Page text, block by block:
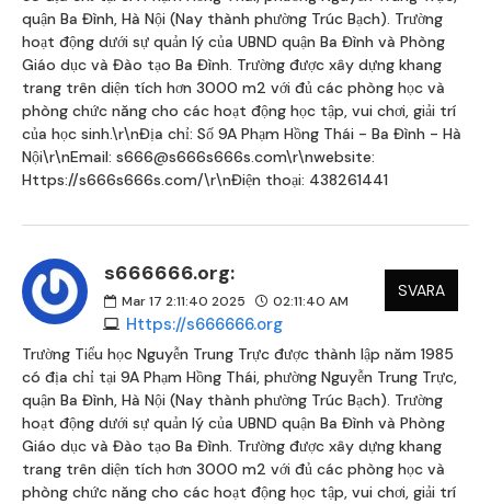
quận Ba Đình, Hà Nội (Nay thành phường Trúc Bạch). Trường
hoạt động dưới sự quản lý của UBND quận Ba Đình và Phòng
Giáo dục và Đào tạo Ba Đình. Trường được xây dựng khang
trang trên diện tích hơn 3000 m2 với đủ các phòng học và
phòng chức năng cho các hoạt động học tập, vui chơi, giải trí
của học sinh.\r\nĐịa chỉ: Số 9A Phạm Hồng Thái - Ba Đình - Hà
Nội\r\nEmail: s666@s666s666s.com\r\nwebsite:
Https://s666s666s.com/\r\nĐiện thoại: 438261441
s666666.org:
Mar 17 2:11:40 2025 02:11:40 AM
Https://s666666.org
SVARA
Trường Tiểu học Nguyễn Trung Trực được thành lập năm 1985
có địa chỉ tại 9A Phạm Hồng Thái, phường Nguyễn Trung Trực,
quận Ba Đình, Hà Nội (Nay thành phường Trúc Bạch). Trường
hoạt động dưới sự quản lý của UBND quận Ba Đình và Phòng
Giáo dục và Đào tạo Ba Đình. Trường được xây dựng khang
trang trên diện tích hơn 3000 m2 với đủ các phòng học và
phòng chức năng cho các hoạt động học tập, vui chơi, giải trí